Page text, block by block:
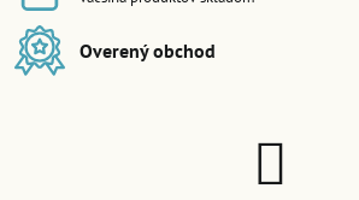
Overený obchod